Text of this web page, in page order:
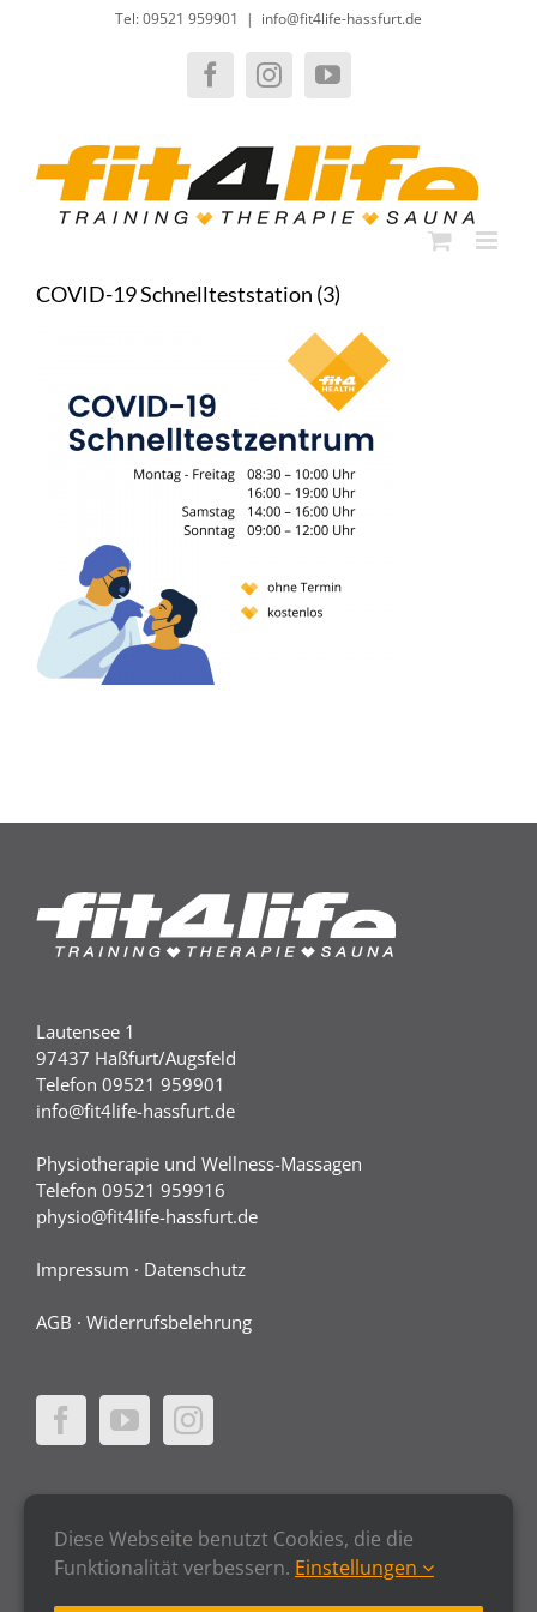
Tel: 09521 959901 | info@fit4life-hassfurt.de
FacebookInstagramYouTube
COVID-19 Schnellteststation (3)
Lautensee 1
97437 Haßfurt/Augsfeld
Telefon 09521 959901
info@fit4life-hassfurt.de
Physiotherapie und Wellness-Massagen
Telefon 09521 959916
physio@fit4life-hassfurt.de
Impressum · Datenschutz
AGB · Widerrufsbelehrung
Diese Webseite benutzt Cookies, die die
Funktionalität verbessern. Einstellungen